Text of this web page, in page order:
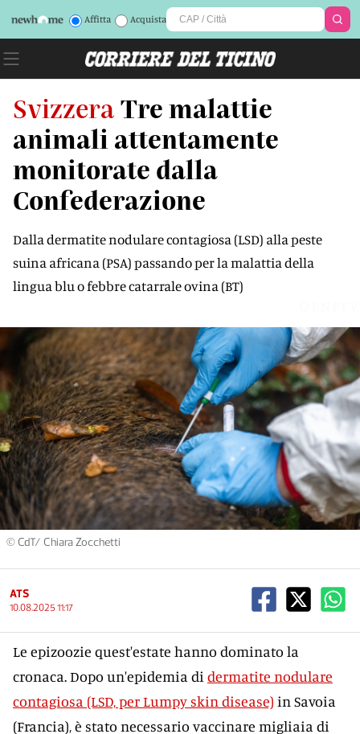
Affitta Acquista
Svizzera Tre malattie
animali attentamente
monitorate dalla
Confederazione
Dalla dermatite nodulare contagiosa (LSD) alla peste
suina africana (PSA) passando per la malattia della
lingua blu o febbre catarrale ovina (BT)
© CdT/ Chiara Zocchetti
ATS
10.08.2025 11:17
Le epizoozie quest'estate hanno dominato la
cronaca. Dopo un'epidemia di dermatite nodulare
contagiosa (LSD, per Lumpy skin disease) in Savoia
(Francia), è stato necessario vaccinare migliaia di